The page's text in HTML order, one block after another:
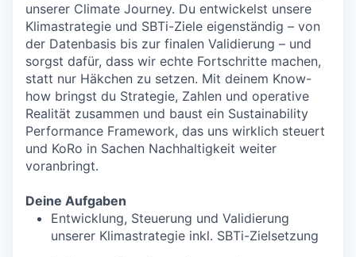
unserer Climate Journey. Du entwickelst unsere
Klimastrategie und SBTi-Ziele eigenständig – von
der Datenbasis bis zur finalen Validierung – und
sorgst dafür, dass wir echte Fortschritte machen,
statt nur Häkchen zu setzen. Mit deinem Know-
how bringst du Strategie, Zahlen und operative
Realität zusammen und baust ein Sustainability
Performance Framework, das uns wirklich steuert
und KoRo in Sachen Nachhaltigkeit weiter
voranbringt.
Deine Aufgaben
Entwicklung, Steuerung und Validierung
unserer Klimastrategie inkl. SBTi-Zielsetzung